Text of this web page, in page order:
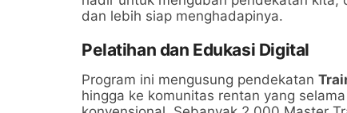
dan lebih siap menghadapinya.
Pelatihan dan Edukasi Digital
Program ini mengusung pendekatan
hingga ke komunitas rentan yang